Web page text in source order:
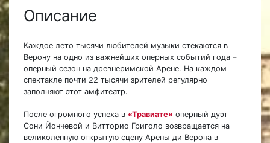
Описание
Каждое лето тысячи любителей музыки стекаются в
Верону на одно из важнейших оперных событий года –
оперный сезон на древнеримской Арене. На каждом
спектакле почти 22 тысячи зрителей регулярно
заполняют этот амфитеатр.
После огромного успеха в «Травиате» оперный дуэт
Сони Йончевой и Витторио Григоло возвращается на
великолепную открытую сцену Арены ди Верона в